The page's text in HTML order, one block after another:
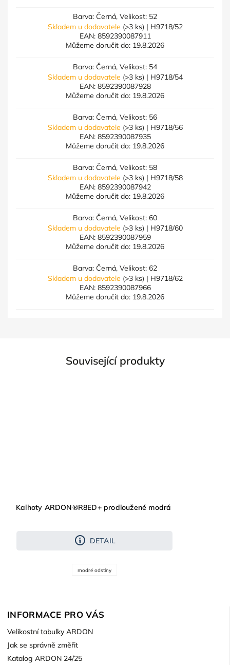
Barva: Černá, Velikost: 52
Skladem u dodavatele (>3 ks) | H9718/52
EAN: 8592390087911
Můžeme doručit do: 19.8.2026
Barva: Černá, Velikost: 54
Skladem u dodavatele (>3 ks) | H9718/54
EAN: 8592390087928
Můžeme doručit do: 19.8.2026
Barva: Černá, Velikost: 56
Skladem u dodavatele (>3 ks) | H9718/56
EAN: 8592390087935
Můžeme doručit do: 19.8.2026
Barva: Černá, Velikost: 58
Skladem u dodavatele (>3 ks) | H9718/58
EAN: 8592390087942
Můžeme doručit do: 19.8.2026
Barva: Černá, Velikost: 60
Skladem u dodavatele (>3 ks) | H9718/60
EAN: 8592390087959
Můžeme doručit do: 19.8.2026
Barva: Černá, Velikost: 62
Skladem u dodavatele (>3 ks) | H9718/62
EAN: 8592390087966
Můžeme doručit do: 19.8.2026
Související produkty
Kalhoty ARDON®R8ED+ prodloužené modrá
DETAIL
modré odstíny
INFORMACE PRO VÁS
Velikostní tabulky ARDON
Jak se správně změřit
Katalog ARDON 24/25